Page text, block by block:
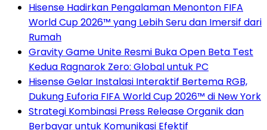
Hisense Hadirkan Pengalaman Menonton FIFA
World Cup 2026™ yang Lebih Seru dan Imersif dari
Rumah
Gravity Game Unite Resmi Buka Open Beta Test
Kedua Ragnarok Zero: Global untuk PC
Hisense Gelar Instalasi Interaktif Bertema RGB,
Dukung Euforia FIFA World Cup 2026™ di New York
Strategi Kombinasi Press Release Organik dan
Berbayar untuk Komunikasi Efektif